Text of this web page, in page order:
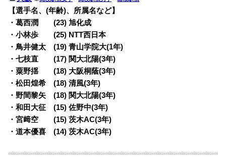
【選手名、(年齢)、所属名など】
・葛西潤 (23) 旭化成
・小林歩 (25) NTT西日本
・鳥井健太 (19) 青山学院大(1年)
・七枝直 (17) 関大北陽(3年)
・粟野揺 (18) 大阪桐蔭(3年)
・松田煌希 (18) 清風(3年)
・野間黎矢 (18) 関大北陽(3年)
・和田大征 (15) 佐野中(3年)
・宮﨑空 (15) 茨木AC(3年)
・道本優喜 (14) 茨木AC(3年)